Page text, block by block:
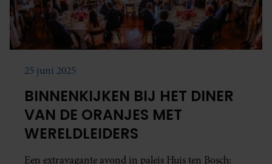
25 juni 2025
BINNENKIJKEN BIJ HET DINER
VAN DE ORANJES MET
WERELDLEIDERS
Een extravagante avond in paleis Huis ten Bosch: